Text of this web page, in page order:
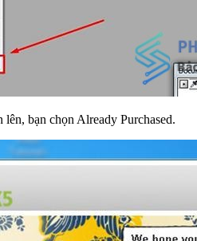
bạn chọn Already Purchased.